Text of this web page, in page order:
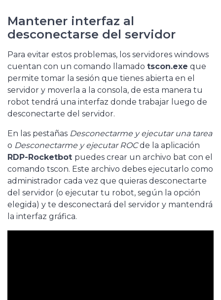
Mantener interfaz al
desconectarse del servidor
Para evitar estos problemas, los servidores windows
cuentan con un comando llamado tscon.exe que
permite tomar la sesión que tienes abierta en el
servidor y moverla a la consola, de esta manera tu
robot tendrá una interfaz donde trabajar luego de
desconectarte del servidor.
En las pestañas Desconectarme y ejecutar una tarea
o Desconectarme y ejecutar ROCde la aplicación
RDP-Rocketbot puedes crear un archivo bat con el
comando tscon. Este archivo debes ejecutarlo como
administrador cada vez que quieras desconectarte
del servidor (o ejecutar tu robot, según la opción
elegida) y te desconectará del servidor y mantendrá
la interfaz gráfica.